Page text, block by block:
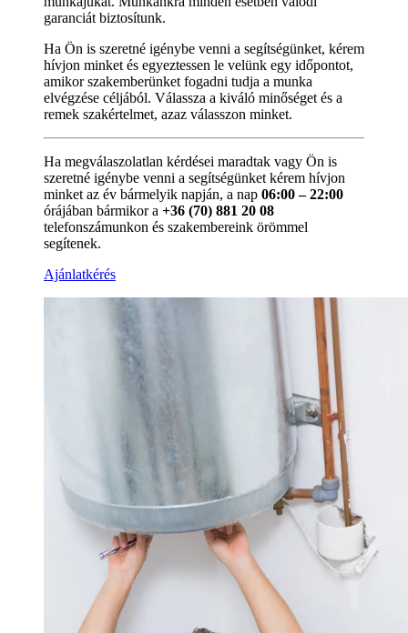
garanciát biztosítunk.
Ha Ön is szeretné igénybe venni a segítségünket, kérem
hívjon minket és egyeztessen le velünk egy időpontot,
amikor szakemberünket fogadni tudja a munka
elvégzése céljából. Válassza a kiváló minőséget és a
remek szakértelmet, azaz válasszon minket.
Ha megválaszolatlan kérdései maradtak vagy Ön is
szeretné igénybe venni a segítségünket kérem hívjon
minket az év bármelyik napján, a nap 06:00 – 22:00
órájában bármikor a +36 (70) 881 20 08
telefonszámunkon és szakembereink örömmel
segítenek.
Ajánlatkérés